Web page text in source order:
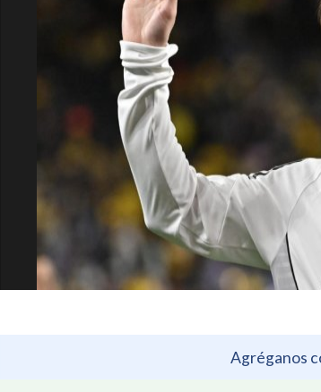
Agréganos